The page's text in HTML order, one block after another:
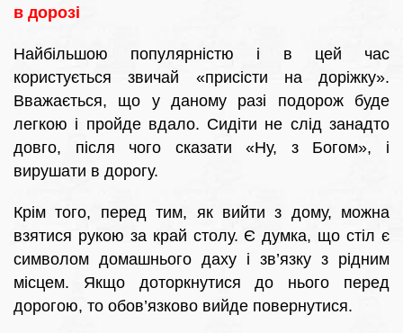
в дорозі
Найбільшою популярністю і в цей час
користується звичай «присісти на доріжку».
Вважається, що у даному разі подорож буде
легкою і пройде вдало. Сидіти не слід занадто
довго, після чого сказати «Ну, з Богом», і
вирушати в дорогу.
Крім того, перед тим, як вийти з дому, можна
взятися рукою за край столу. Є думка, що стіл є
символом домашнього даху і зв’язку з рідним
місцем. Якщо доторкнутися до нього перед
дорогою, то обов’язково вийде повернутися.